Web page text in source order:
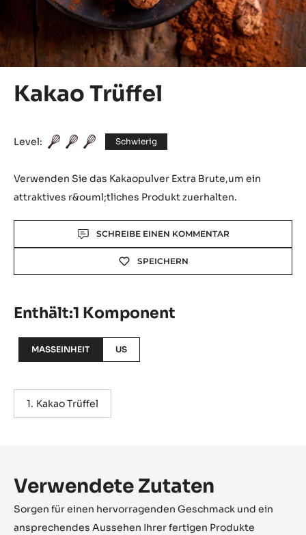
Kakao Trüffel
Level: Schwierig
Verwenden Sie das Kakaopulver Extra Brute,um ein
attraktives r&ouml;tliches Produkt zuerhalten.
Actions SCHREIBE EINEN KOMMENTAR
SPEICHERN
Enthält:1 Komponent
MASSEINHEIT US
Kakao Trüffel
Verwendete Zutaten
Sorgen für einen hervorragenden Geschmack und ein
ansprechendes Aussehen Ihrer fertigen Produkte